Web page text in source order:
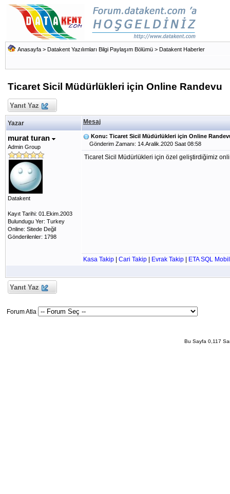
Anasayfa > Datakent Yazılımları Bilgi Paylaşım Bölümü > Datakent Haberler
Ticaret Sicil Müdürlükleri için Online Randevu
Yanıt Yaz
Yazar Mesaj
murat turan
Admin Group
Datakent
Kayıt Tarihi: 01.Ekim.2003
Bulundugu Yer: Turkey
Online: Sitede Değil
Gönderilenler: 1798
Konu: Ticaret Sicil Müdürlükleri için Online
Gönderim Zamanı: 14.Aralik.2020 Saat 08:58
Ticaret Sicil Müdürlükleri için özel geliştirdiğimiz
Kasa Takip Cari Takip Evrak Takip ETA SQL Mobil
Yanıt Yaz
Forum Atla
Bu Sayfa 0,117